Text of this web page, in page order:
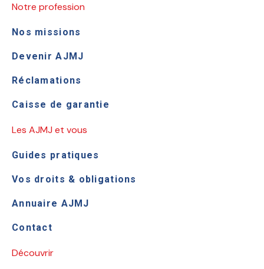
Notre profession
Nos missions
Devenir AJMJ
Réclamations
Caisse de garantie
Les AJMJ et vous
Guides pratiques
Vos droits & obligations
Annuaire AJMJ
Contact
Découvrir